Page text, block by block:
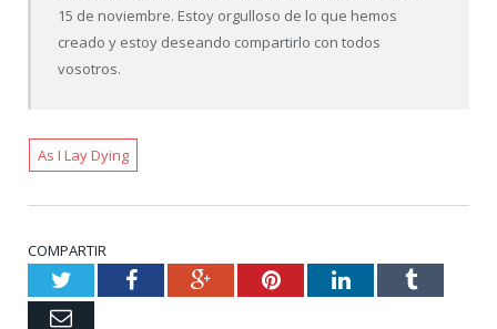
15 de noviembre. Estoy orgulloso de lo que hemos
creado y estoy deseando compartirlo con todos
vosotros.
As I Lay Dying
COMPARTIR
TwitterFacebookGoogle+PinterestLinkedInTumblr
Email